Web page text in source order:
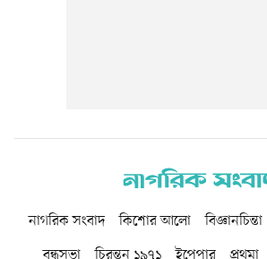
নাগরিক সংবাদ কিশোর আলো বিজ্ঞানচিন্তা